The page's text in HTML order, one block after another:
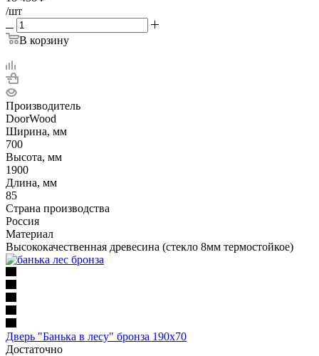
/шт
В корзину
Производитель
DoorWood
Ширина, мм
700
Высота, мм
1900
Длина, мм
85
Страна производства
Россия
Материал
Высококачественная древесина (стекло 8мм термостойкое)
Дверь "Банька в лесу" бронза 190х70
Достаточно